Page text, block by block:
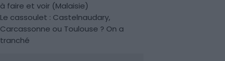
à faire et voir (Malaisie)
Le cassoulet : Castelnaudary,
Carcassonne ou Toulouse ? On a
tranché